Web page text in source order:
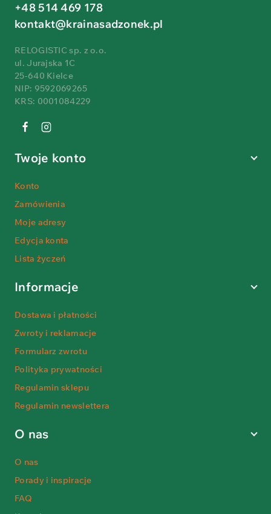
+48 514 469 178
kontakt@krainasadzonek.pl
RELOGISTIC sp. z o.o.
ul. Jurajska 1C
25-640 Kielce
NIP: 9592069265
KRS: 0001084229
Twoje konto
Konto
Zamówienia
Moje adresy
Edycja konta
Lista życzeń
Informacje
Dostawa i płatności
Zwroty i reklamacje
Formularz zwrotu
Polityka prywatności
Regulamin sklepu
Regulamin newslettera
O nas
O nas
Porady i inspiracje
FAQ